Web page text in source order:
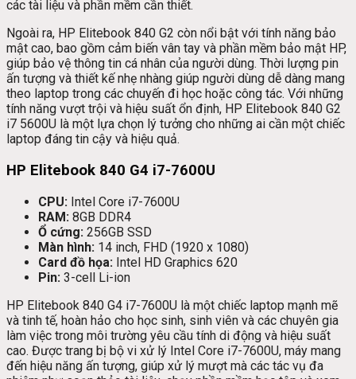
các tài liệu và phần mềm cần thiết.
Ngoài ra, HP Elitebook 840 G2 còn nổi bật với tính năng bảo
mật cao, bao gồm cảm biến vân tay và phần mềm bảo mật HP,
giúp bảo vệ thông tin cá nhân của người dùng. Thời lượng pin
ấn tượng và thiết kế nhẹ nhàng giúp người dùng dễ dàng mang
theo laptop trong các chuyến đi học hoặc công tác. Với những
tính năng vượt trội và hiệu suất ổn định, HP Elitebook 840 G2
i7 5600U là một lựa chọn lý tưởng cho những ai cần một chiếc
laptop đáng tin cậy và hiệu quả.
HP Elitebook 840 G4 i7-7600U
CPU: Intel Core i7-7600U
RAM: 8GB DDR4
Ổ cứng: 256GB SSD
Màn hình: 14 inch, FHD (1920 x 1080)
Card đồ họa: Intel HD Graphics 620
Pin: 3-cell Li-ion
HP Elitebook 840 G4 i7-7600U là một chiếc laptop mạnh mẽ
và tinh tế, hoàn hảo cho học sinh, sinh viên và các chuyên gia
làm việc trong môi trường yêu cầu tính di động và hiệu suất
cao. Được trang bị bộ vi xử lý Intel Core i7-7600U, máy mang
đến hiệu năng ấn tượng, giúp xử lý mượt mà các tác vụ đa